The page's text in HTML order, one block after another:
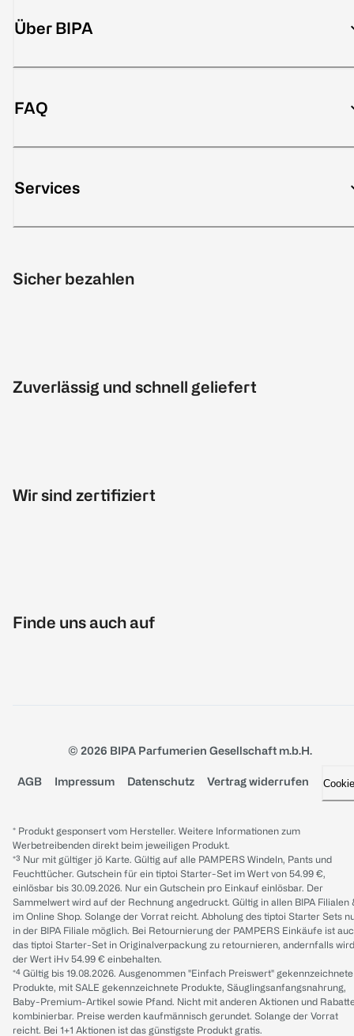
Über BIPA
FAQ
Services
Sicher bezahlen
Zuverlässig und schnell geliefert
Wir sind zertifiziert
Finde uns auch auf
© 2026 BIPA Parfumerien Gesellschaft m.b.H.
AGB Impressum Datenschutz Vertrag widerrufen
* Produkt gesponsert vom Hersteller. Weitere Informationen zum
Werbetreibenden direkt beim jeweiligen Produkt.
*³ Nur mit gültiger jö Karte. Gültig auf alle PAMPERS Windeln, Pants und
Feuchttücher. Gutschein für ein tiptoi Starter-Set im Wert von 54.99 €,
einlösbar bis 30.09.2026. Nur ein Gutschein pro Einkauf einlösbar. Der
Sammelwert wird auf der Rechnung angedruckt. Gültig in allen BIPA Filialen
im Online Shop. Solange der Vorrat reicht. Abholung des tiptoi Starter Sets
in der BIPA Filiale möglich. Bei Retournierung der PAMPERS Einkäufe ist
das tiptoi Starter-Set in Originalverpackung zu retournieren, andernfalls wird
der Wert iHv 54.99 € einbehalten.
*⁴ Gültig bis 19.08.2026. Ausgenommen "Einfach Preiswert" gekennzeichnete
Produkte, mit SALE gekennzeichnete Produkte, Säuglingsanfangsnahrung,
Baby-Premium-Artikel sowie Pfand. Nicht mit anderen Aktionen und
kombinierbar. Preise werden kaufmännisch gerundet. Solange der Vorrat
reicht. Bei 1+1 Aktionen ist das günstigste Produkt gratis.